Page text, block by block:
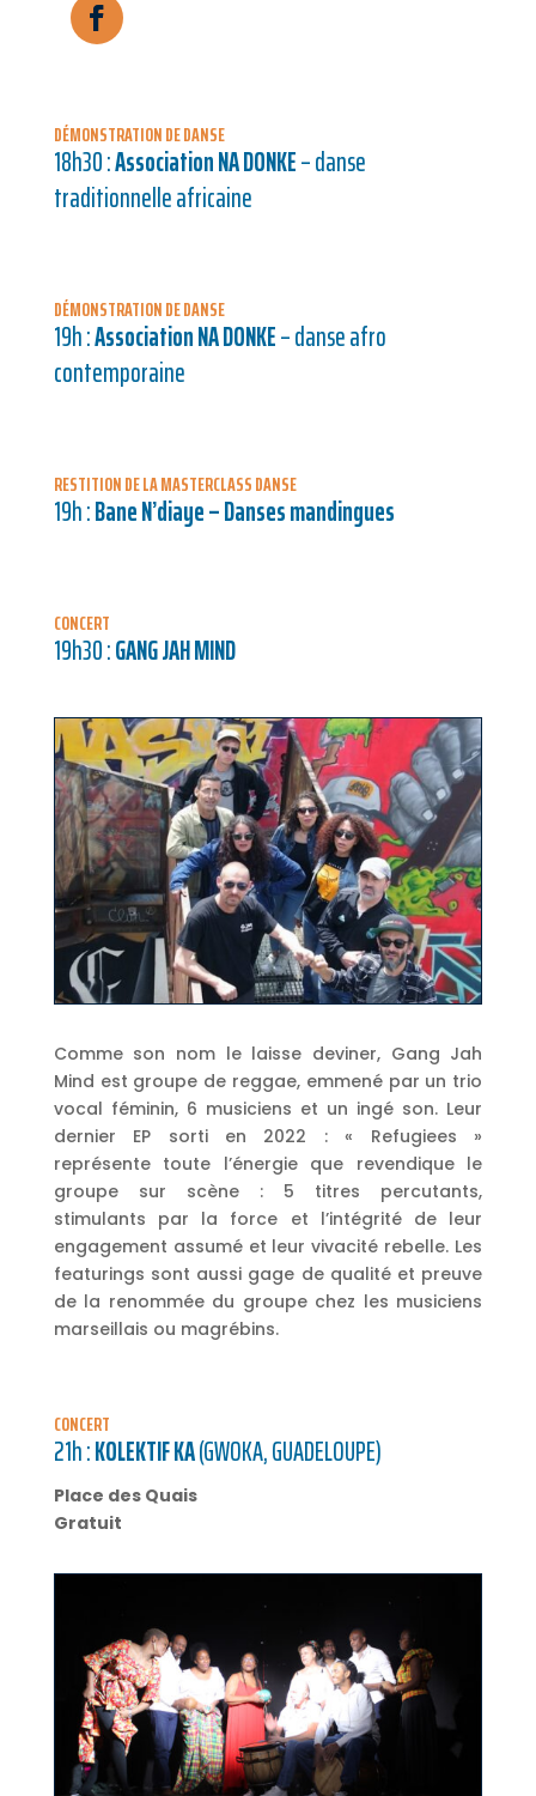
DÉMONSTRATION DE DANSE
18h30 :Association NA DONKE– danse
traditionnelle africaine
DÉMONSTRATION DE DANSE
19h :Association NA DONKE– danse afro
contemporaine
RESTITION DE LA MASTERCLASS DANSE
19h :Bane N’diaye – Danses mandingues
CONCERT
19h30 :GANG JAH MIND
Comme son nom le laisse deviner, Gang Jah
Mind est groupe de reggae, emmené par un trio
vocal féminin, 6 musiciens et un ingé son. Leur
dernier EP sorti en 2022 : « Refugiees »
représente toute l’énergie que revendique le
groupe sur scène : 5 titres percutants,
stimulants par la force et l’intégrité de leur
engagement assumé et leur vivacité rebelle. Les
featurings sont aussi gage de qualité et preuve
de la renommée du groupe chez les musiciens
marseillais ou magrébins.
CONCERT
21h :KOLEKTIF KA(GWOKA, GUADELOUPE)
Place des Quais
Gratuit